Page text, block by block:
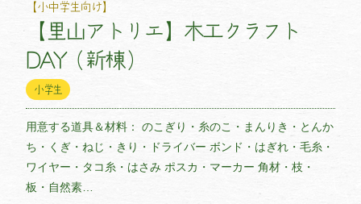
【小中学生向け】
【里山アトリエ】木工クラフト
DAY（新棟）
小学生
用意する道具＆材料： のこぎり・糸のこ・まんりき・とんか
ち・くぎ・ねじ・きり・ドライバー ボンド・はぎれ・毛糸・
ワイヤー・タコ糸・はさみ ポスカ・マーカー 角材・枝・
板・自然素…